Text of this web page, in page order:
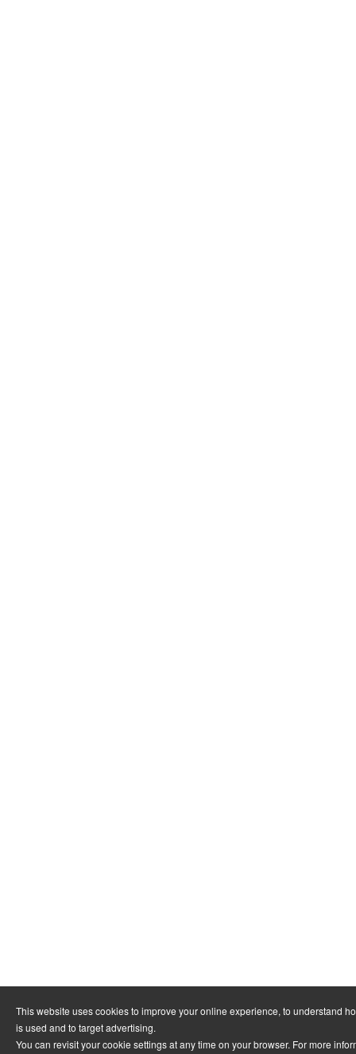
This website uses cookies to improve your online experience, to understand
is used and to target advertising.
You can revisit your cookie settings at any time on your browser. For more